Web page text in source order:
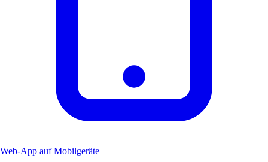
Web-App auf Mobilgeräte